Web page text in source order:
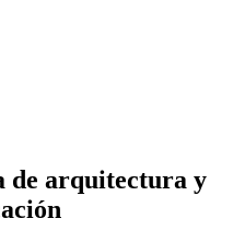
de arquitectura y